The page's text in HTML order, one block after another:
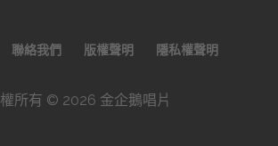
聯絡我們 版權聲明 隱私權聲明
所有 © 2026 金企鵝唱片